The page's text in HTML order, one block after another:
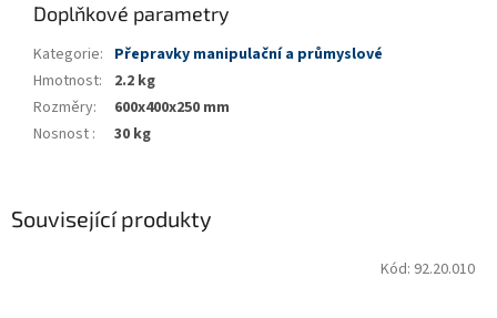
Související produkty
Kód: 92.20.010
Doplňkové parametry
Kategorie: Přepravky manipulační a průmyslové
Hmotnost:
2.2 kg
Rozměry:
600x400x250 mm
Nosnost : 30 kg